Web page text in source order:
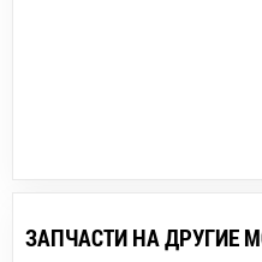
ЗАПЧАСТИ НА ДРУГИЕ